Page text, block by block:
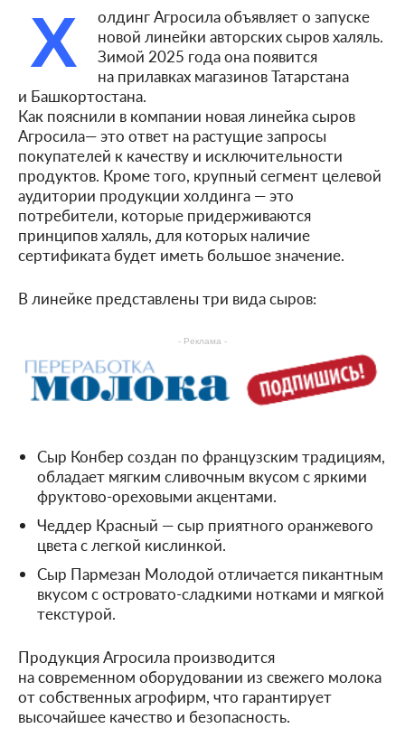
Х
олдинг Агросила объявляет о запуске
новой линейки авторских сыров халяль.
Зимой 2025 года она появится
на прилавках магазинов Татарстана
и Башкортостана.
Как пояснили в компании новая линейка сыров
Агросила— это ответ на растущие запросы
покупателей к качеству и исключительности
продуктов. Кроме того, крупный сегмент целевой
аудитории продукции холдинга — это
потребители, которые придерживаются
принципов халяль, для которых наличие
сертификата будет иметь большое значение.
В линейке представлены три вида сыров:
- Реклама -
Сыр Конбер создан по французским традициям,
обладает мягким сливочным вкусом с яркими
фруктово-ореховыми акцентами.
Чеддер Красный — сыр приятного оранжевого
цвета с легкой кислинкой.
Сыр Пармезан Молодой отличается пикантным
вкусом с островато-сладкими нотками и мягкой
текстурой.
Продукция Агросила производится
на современном оборудовании из свежего молока
от собственных агрофирм, что гарантирует
высочайшее качество и безопасность.